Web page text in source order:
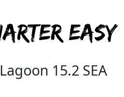
Lagoon 15.2 SEA